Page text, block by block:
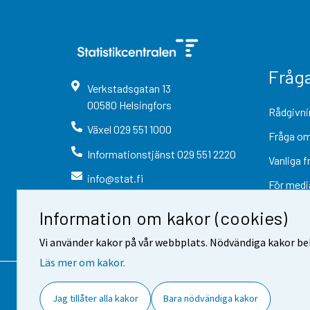
Information om kakor (cookies)
Vi använder kakor på vår webbplats. Nödvändiga kakor
Läs mer om kakor.
Jag tillåter alla kakor Bara nödvändiga kakor
Verkstadsgatan 13
00580 Helsingfors
Växel 029 551 1000
Informationstjänst 029 551 2220
info@stat.fi
Fråga
Vanliga
För
Kontaktinformation Respons